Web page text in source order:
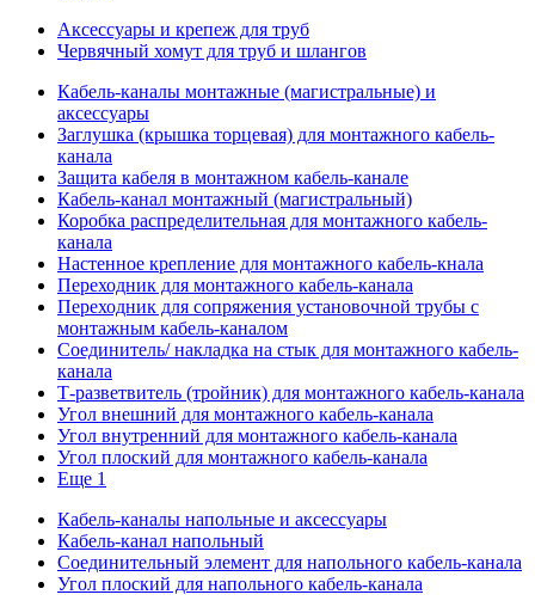
Аксессуары и крепеж для труб
Червячный хомут для труб и шлангов
Кабель-каналы монтажные (магистральные) и
аксессуары
Заглушка (крышка торцевая) для монтажного кабель-
канала
Защита кабеля в монтажном кабель-канале
Кабель-канал монтажный (магистральный)
Коробка распределительная для монтажного кабель-
канала
Настенное крепление для монтажного кабель-кнала
Переходник для монтажного кабель-канала
Переходник для сопряжения установочной трубы с
монтажным кабель-каналом
Соединитель/ накладка на стык для монтажного кабель-
канала
Т-разветвитель (тройник) для монтажного кабель-канала
Угол внешний для монтажного кабель-канала
Угол внутренний для монтажного кабель-канала
Угол плоский для монтажного кабель-канала
Еще 1
Кабель-каналы напольные и аксессуары
Кабель-канал напольный
Соединительный элемент для напольного кабель-канала
Угол плоский для напольного кабель-канала